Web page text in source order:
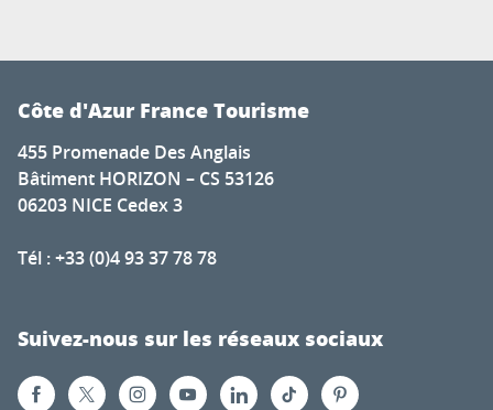
Côte d'Azur France Tourisme
455 Promenade Des Anglais
Bâtiment HORIZON – CS 53126
06203 NICE Cedex 3
Tél : +33 (0)4 93 37 78 78
Suivez-nous sur les réseaux sociaux